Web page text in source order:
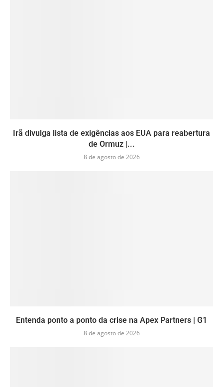
Irã divulga lista de exigências aos EUA para reabertura
de Ormuz |...
8 de agosto de 2026
Entenda ponto a ponto da crise na Apex Partners | G1
8 de agosto de 2026